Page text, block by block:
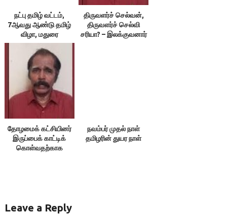
நட்பு தமிழ் வட்டம்,
7ஆவது ஆண்டு தமிழ்
விழா, மதுரை
திருவளர்ச் செல்வன்,
திருவளர்ச் செல்வி
சரியா? – இலக்குவனார்
தோழமைக் கட்சியினர்
இருப்பைக் காட்டிக்
கொள்வதற்காக
நவம்பர் முதல் நாள்
தமிழரின் துயர நாள்
Leave a Reply